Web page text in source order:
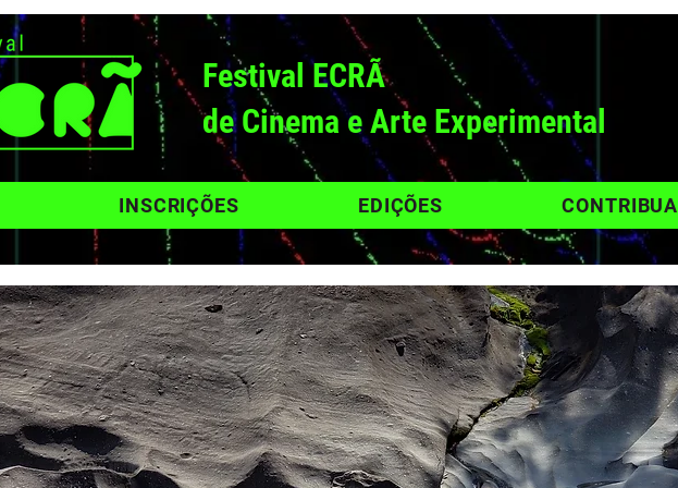
Festival ECRÃ
de Cinema e Arte Experimental
INSCRIÇÕES EDIÇÕES CONTRIBUA